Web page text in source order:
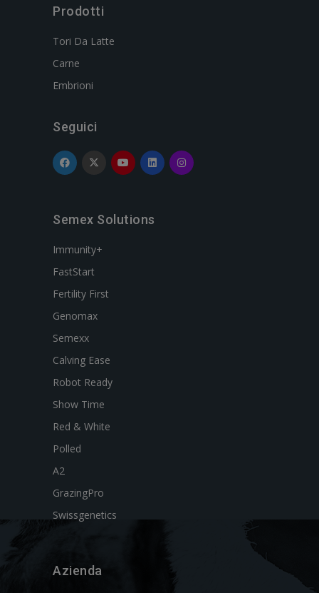
Prodotti
Tori Da Latte
Carne
Embrioni
Seguici
Semex Solutions
Immunity+
FastStart
Fertility First
Genomax
Semexx
Calving Ease
Robot Ready
Show Time
Red & White
Polled
A2
GrazingPro
Swissgenetics
Azienda